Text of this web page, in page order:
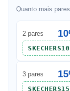
Quanto mais
2 pares
SKECHERS10
3 pares
SKECHERS15